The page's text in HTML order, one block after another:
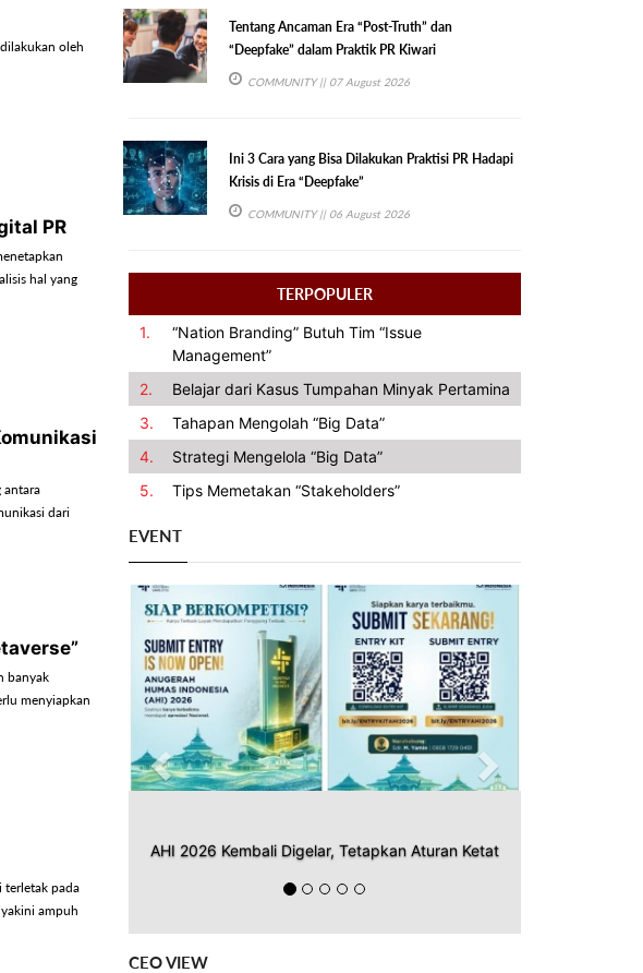
oleh
PR
hal yang
antara
dari
banyak
menyiapkan
terletak pada
ampuh
Tentang Ancaman Era “Post-Truth” dan
“Deepfake” dalam Praktik PR Kiwari
COMMUNITY|| 07 August 2026
Ini 3 Cara yang Bisa Dilakukan Praktisi PR Hadapi
Krisis di Era “Deepfake”
COMMUNITY|| 06 August 2026
TERPOPULER
1.
“Nation Branding” Butuh Tim “Issue
Management”
2.
Belajar dari Kasus Tumpahan Minyak Pertamina
3.
Tahapan Mengolah “Big Data”
4.
Strategi Mengelola “Big Data”
5.
Tips Memetakan “Stakeholders”
EVENT
AHI 2026 Kembali Digelar, Tetapkan Aturan Ketat
Previous Next
CEO VIEW